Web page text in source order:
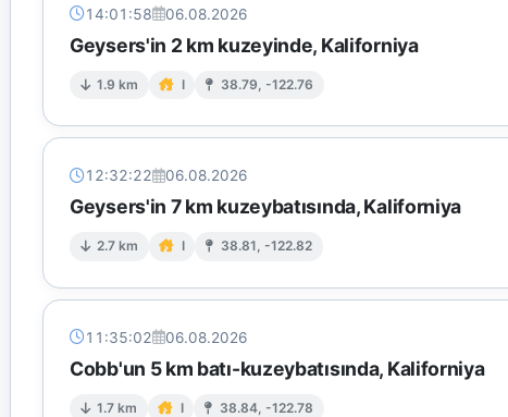
14:01:58 06.08.2026
Geysers'in 2 km kuzeyinde, Kaliforniya
1.9 km I 38.79, -122.76
12:32:22 06.08.2026
Geysers'in 7 km kuzeybatısında, Kaliforniya
2.7 km I 38.81, -122.82
11:35:02 06.08.2026
Cobb'un 5 km batı-kuzeybatısında, Kaliforniya
1.7 km I 38.84, -122.78